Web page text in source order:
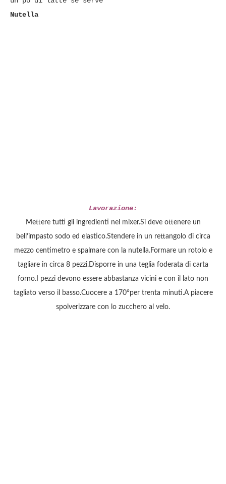
Nutella
Lavorazione:
Mettere tutti gli ingredienti nel mixer.Si deve ottenere un
bell’impasto sodo ed elastico.Stendere in un rettangolo di circa
mezzo centimetro e spalmare con la nutella.Formare un rotolo e
tagliare in circa 8 pezzi.Disporre in una teglia foderata di carta
forno.I pezzi devono essere abbastanza vicini e con il lato non
tagliato verso il basso.Cuocere a 170°per trenta minuti.A piacere
spolverizzare con lo zucchero al velo.